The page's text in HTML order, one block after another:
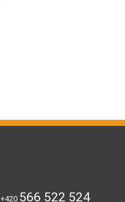
+420 566 522 524